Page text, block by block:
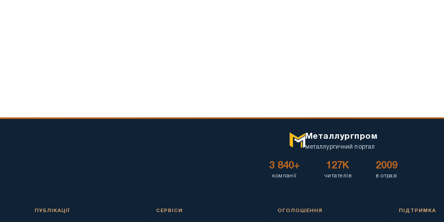
Металлургпром
металлургичний портал
3 840+
компанії
127K
читателів
2009
в отразі
ПУБЛІКАЦІЇ СЕРВІСИ ОГОЛОШЕННЯ ПІДТРИМКА